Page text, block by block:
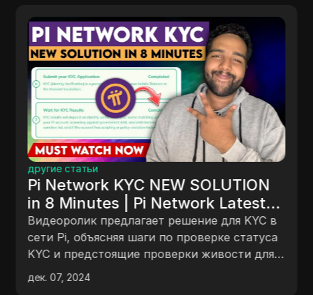
другие статьи
Pi Network KYC NEW SOLUTION
in 8 Minutes | Pi Network Latest
News Today | Pi Network KYC
New Update Pi Network KYC
НОВОЕ РЕШЕНИЕ за 8 минут |
Последние новости Pi Network
Видеоролик предлагает решение для KYC в
сети Pi, объясняя шаги по проверке статуса
KYC и предстоящие проверки живости для
решения ожидающих и отклоненных KYC.
Он обсуждает необходимость проверок
дек. 07, 2024